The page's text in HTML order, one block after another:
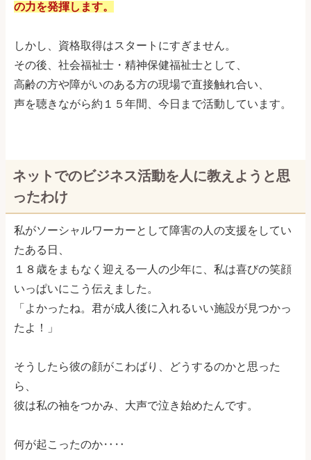
の力を発揮します。
しかし、資格取得はスタートにすぎません。
その後、社会福祉士・精神保健福祉士として、
高齢の方や障がいのある方の現場で直接触れ合い、
声を聴きながら約１５年間、今日まで活動しています。
ネットでのビジネス活動を人に教えようと思
ったわけ
私がソーシャルワーカーとして障害の人の支援をしてい
たある日、
１８歳をまもなく迎える一人の少年に、私は喜びの笑顔
いっぱいにこう伝えました。
「よかったね。君が成人後に入れるいい施設が見つかっ
たよ！」
そうしたら彼の顔がこわばり、どうするのかと思った
ら、
彼は私の袖をつかみ、大声で泣き始めたんです。
何が起こったのか‥‥